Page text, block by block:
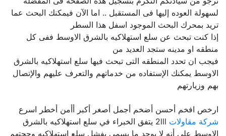
لسهولة العوده إليها فى المستقبل .. اما الآن فيمكنك البحث عما
تريد بمحرك البحث الموجود اسفل هذا السطر
إذا كنت تبحث عن سلع استهلاكيه بالشرق الاوسط ففى كل
منطقه او مدينه ستجد العديد من
فيجب ان تحدد المنطقه التى تبحث فيها سلع استهلاكيه بالشرق
الاوسط يمكنك الإستفاده من خدماتهم والتعرف عليهم والإتصال
بهم وزيارتهم
ارخص افخم أحسن أضخم أجمل أصغر أكبر أأمن أخطر اسرع
شركة مقاولات
2lll يتفق الخبراء في سلع استهلاكيه بالشرق
الاوسط على أنه لا يوجد ما يسمى بفشل سلع استهلاكيه وحجتهم